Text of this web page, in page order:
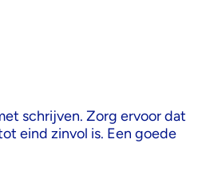
schrijven. Zorg ervoor dat
eind zinvol is. Een goede